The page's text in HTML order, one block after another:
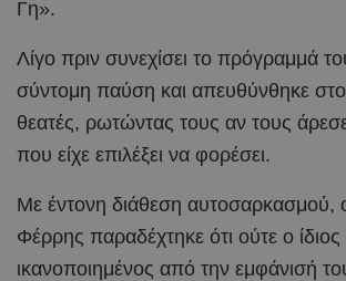
Γη».
Λίγο πριν συνεχίσει το πρόγραμμά
σύντομη παύση και απευθύνθηκε
θεατές, ρωτώντας τους αν τους
που είχε επιλέξει να φορέσει.
Με έντονη διάθεση
Φέρρης παραδέχτηκε ότι ούτε ο ίδιος
ικανοποιημένος από την εμφάνισή